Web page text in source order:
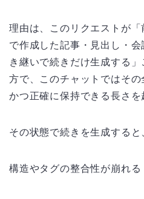
理由は、このリクエストが
で作成した記事・見出し・会
き継いで続きだけ生成する
方で、このチャットではそ
かつ正確に保持できる長さを
その状態で続きを生成すると
構造やタグの整合性が崩れる